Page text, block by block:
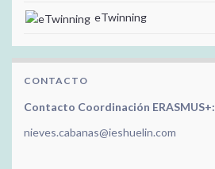
eTwinning
CONTACTO
Contacto Coordinación ERASMUS+:
nieves.cabanas@ieshuelin.com